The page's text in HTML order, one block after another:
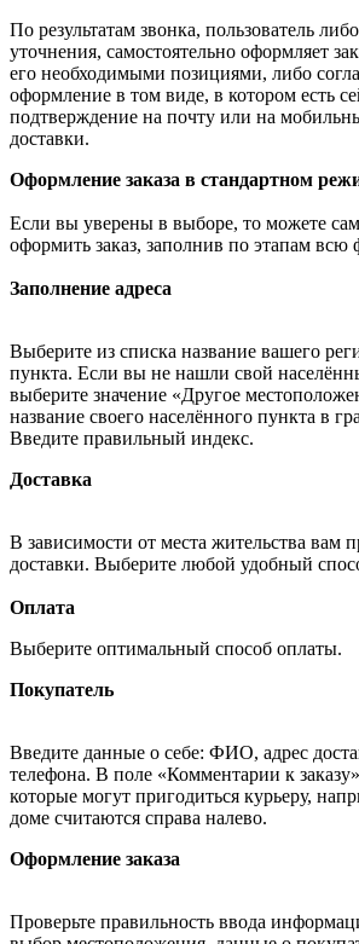
По результатам звонка, пользователь
уточнения, самостоятельно оформляет
его необходимыми позициями, либо
оформление в том виде, в котором есть
подтверждение на почту или на
доставки.
Оформление заказа в стандартном
Если вы уверены в выборе, то можете
оформить заказ, заполнив по этапам всю
Заполнение адреса
Выберите из списка название вашего
пункта. Если вы не нашли свой
выберите значение «Другое
название своего населённого пункта в
Введите правильный индекс.
Доставка
В зависимости от места жительства вам
доставки. Выберите любой удобный
Оплата
Выберите оптимальный способ оплаты.
Покупатель
Введите данные о себе: ФИО, адрес
телефона. В поле «Комментарии к
которые могут пригодиться курьеру,
доме считаются справа налево.
Оформление заказа
Проверьте правильность ввода